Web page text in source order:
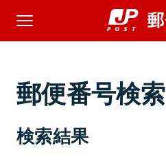
郵便番号検索
検索結果